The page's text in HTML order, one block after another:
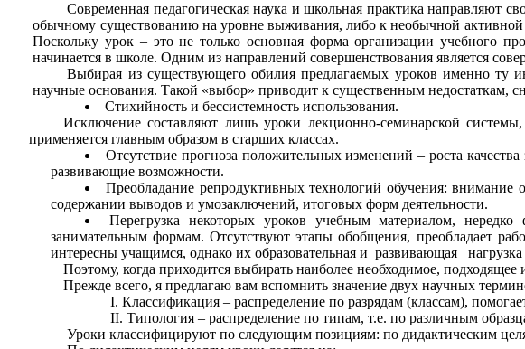
Современная педагогическая наука и школьная практика направляют
обычному существованию на уровне выживания, либо к необычной активной
Поскольку урок – это не только основная форма организации учебного
начинается в школе. Одним из направлений совершенствования является
Выбирая из существующего обилия предлагаемых уроков именно ту
научные основания. Такой «выбор» приводит к существенным недостаткам,
Стихийность и бессистемность использования.
Исключение составляют лишь уроки лекционно-семинарской
применяется главным образом в старших классах.
Отсутствие прогноза положительных изменений – роста
развивающие возможности.
Преобладание репродуктивных технологий обучения: внимание
содержании выводов и умозаключений, итоговых форм деятельности.
Перегрузка некоторых уроков учебным материалом,
занимательным формам. Отсутствуют этапы обобщения, преобладает
интересны учащимся, однако их образовательная и развивающая нагрузка
Поэтому, когда приходится выбирать наиболее необходимое,
Прежде всего, я предлагаю вам вспомнить значение двух научных
Классификация – распределение по разрядам (классам),
Типология – распределение по типам, т.е. по различным
Уроки классифицируют по следующим позициям: по дидактическим